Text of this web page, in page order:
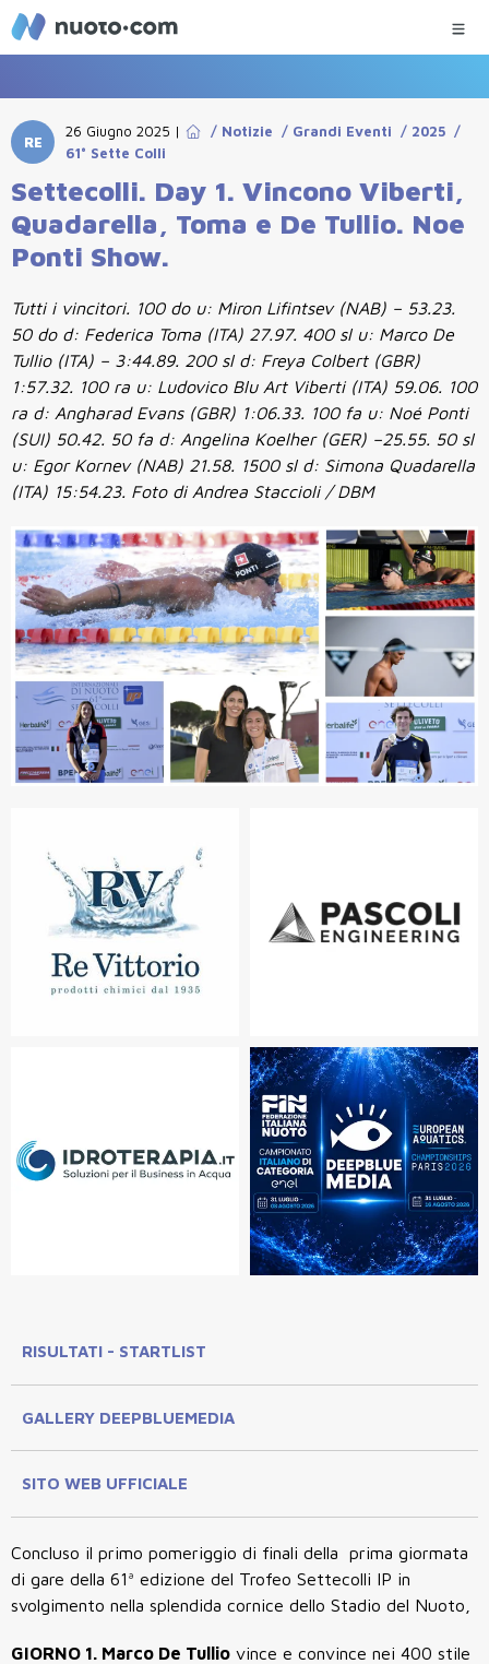
RE
26 Giugno 2025 | / Notizie / Grandi Eventi / 2025 /
61° Sette Colli
Settecolli. Day 1. Vincono Viberti,
Quadarella, Toma e De Tullio. Noe
Ponti Show.
Tutti i vincitori. 100 do u: Miron Lifintsev (NAB) – 53.23.
50 do d: Federica Toma (ITA) 27.97. 400 sl u: Marco De
Tullio (ITA) – 3:44.89. 200 sl d: Freya Colbert (GBR)
1:57.32. 100 ra u: Ludovico Blu Art Viberti (ITA) 59.06. 100
ra d: Angharad Evans (GBR) 1:06.33. 100 fa u: Noé Ponti
(SUI) 50.42. 50 fa d: Angelina Koelher (GER) –25.55. 50 sl
u: Egor Kornev (NAB) 21.58. 1500 sl d: Simona Quadarella
(ITA) 15:54.23. Foto di Andrea Staccioli / DBM
RISULTATI - STARTLIST
GALLERY DEEPBLUEMEDIA
SITO WEB UFFICIALE
Concluso il primo pomeriggio di finali della prima giormata
di gare della 61ª edizione del Trofeo Settecolli IP in
svolgimento nella splendida cornice dello Stadio del Nuoto,
GIORNO 1. Marco De Tullio vince e convince nei 400 stile